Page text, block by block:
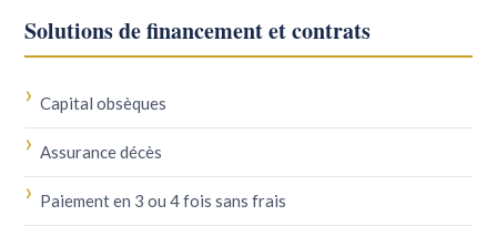
Solutions de financement et contrats
Capital obsèques
Assurance décès
Paiement en 3 ou 4 fois sans frais